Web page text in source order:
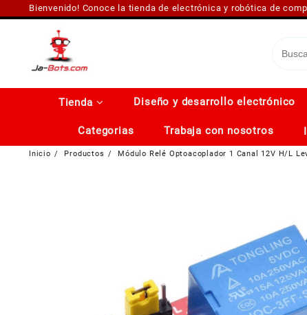
al
Bienvenido! Conoce la tienda de electrónica y robótica de
Tienda Diseño y desarrollo electrónico
Categorias Trabaja con nosotros
Inicio Productos Módulo Relé Optoacoplador 1 Canal 12V H/L